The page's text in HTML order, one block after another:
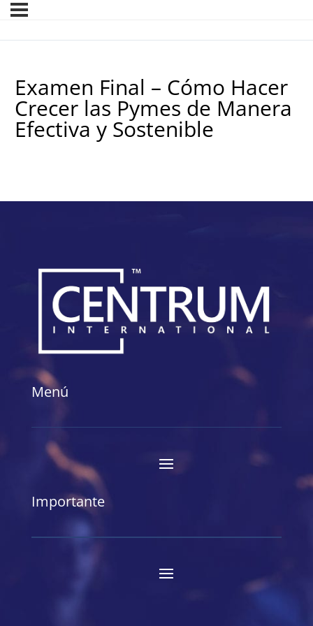
Examen Final – Cómo Hacer
Crecer las Pymes de Manera
Efectiva y Sostenible
Menú
Importante